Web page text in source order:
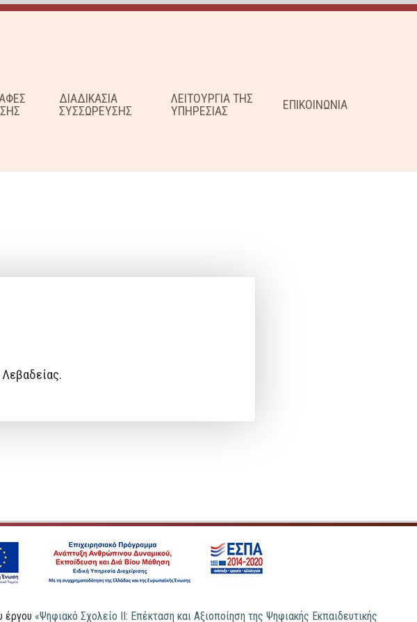
ΔΙΑΔΙΚΑΣΙΑ
ΣΥΣΣΩΡΕΥΣΗΣ
ΛΕΙΤΟΥΡΓΙΑ ΤΗΣ
ΥΠΗΡΕΣΙΑΣ
ΕΠΙΚΟΙΝΩΝΙΑ
έργου «Ψηφιακό Σχολείο ΙΙ: Επέκταση και Αξιοποίηση της Ψηφιακής Εκπαιδευτικής